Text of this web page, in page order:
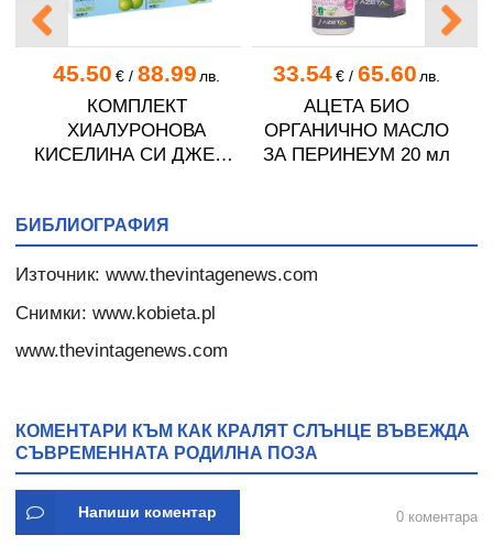
45.50 €/ 88.99 лв.
КОМПЛЕКТ
ХИАЛУРОНОВА
КИСЕЛИНА СИ ДЖЕЛИ
33.54 €/ 65.60 лв.
АЦЕТА БИО
ОРГАНИЧНО МАСЛО
ЗА ПЕРИНЕУМ 20 мл
БИБЛИОГРАФИЯ
Източник: www.thevintagenews.com
Снимки: www.kobieta.pl
www.thevintagenews.com
КОМЕНТАРИ КЪМ КАК КРАЛЯТ СЛЪНЦЕ ВЪВЕЖДА
СЪВРЕМЕННАТА РОДИЛНА ПОЗА
Напиши коментар 0 коментара